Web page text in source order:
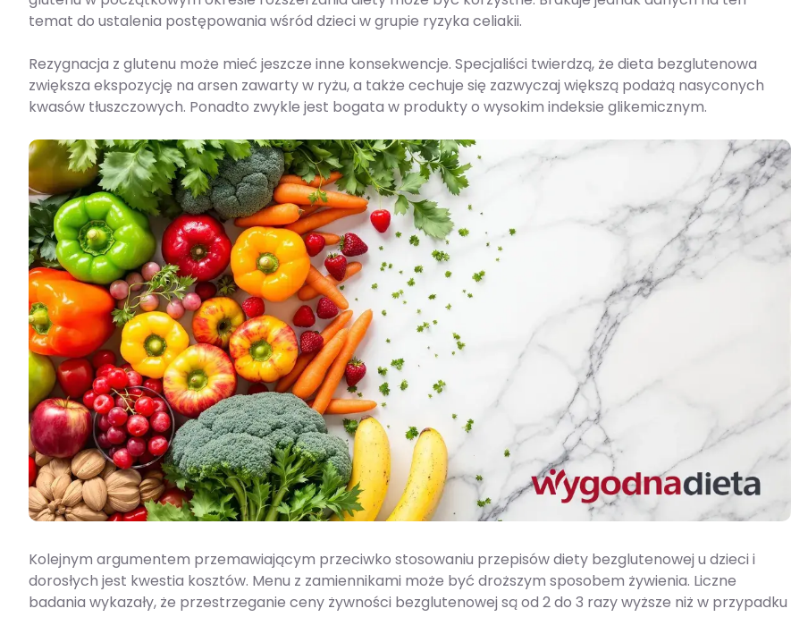
temat do ustalenia postępowania wśród dzieci w grupie ryzyka celiakii.
Rezygnacja z glutenu może mieć jeszcze inne konsekwencje. Specjaliści twierdzą, że dieta bezglutenowa
zwiększa ekspozycję na arsen zawarty w ryżu, a także cechuje się zazwyczaj większą podażą nasyconych
kwasów tłuszczowych. Ponadto zwykle jest bogata w produkty o wysokim indeksie glikemicznym.
Kolejnym argumentem przemawiającym przeciwko stosowaniu przepisów diety bezglutenowej u dzieci i
dorosłych jest kwestia kosztów. Menu z zamiennikami może być droższym sposobem żywienia. Liczne
badania wykazały, że przestrzeganie ceny żywności bezglutenowej są od 2 do 3 razy wyższe niż w przypadku